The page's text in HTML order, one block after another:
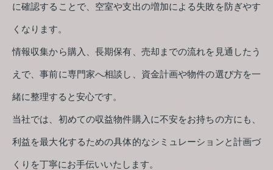
に確認することで、空室や支出の増加による失敗を防ぎやす
くなります。
情報収集から購入、長期保有、売却までの流れを見通したう
えで、事前に専門家へ相談し、資金計画や物件の選び方を一
緒に整理すると安心です。
当社では、初めての収益物件購入に不安をお持ちの方にも、
利益を最大化するための具体的なシミュレーションと計画づ
くりを丁寧にお手伝いいたします。